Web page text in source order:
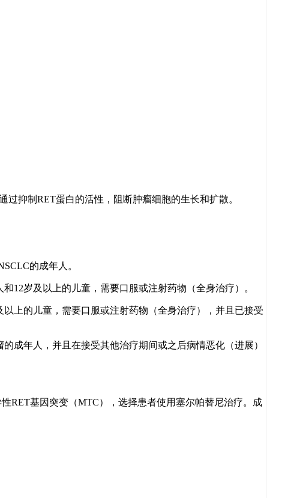
过抑制RET蛋白的活性，阻断肿瘤细胞的生长和扩散。
的成年人。
岁及以上的儿童，需要口服或注射药物（全身治疗）。
的儿童，需要口服或注射药物（全身治疗），并且已接受
年人，并且在接受其他治疗期间或之后病情恶化（进展）
基因突变（MTC），选择患者使用塞尔帕替尼治疗。成